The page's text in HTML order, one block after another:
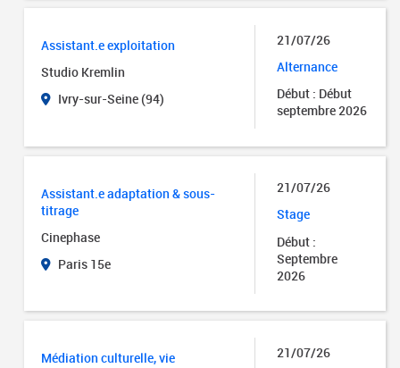
Assistant.e exploitation
Studio Kremlin
Ivry-sur-Seine (94)
21/07/26
Alternance
Début : Début
septembre 2026
Assistant.e adaptation & sous-
titrage
Cinephase
Paris 15e
21/07/26
Stage
Début :
Septembre
2026
Médiation culturelle, vie
21/07/26